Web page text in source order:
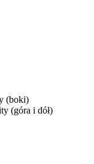
(boki)
(góra i dół)